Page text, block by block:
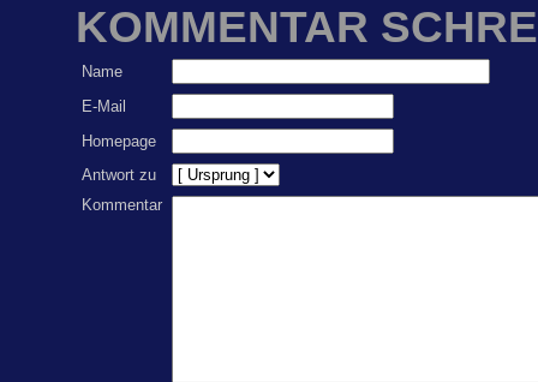
KOMMENTAR
Name
E-Mail
Homepage
Antwort zu
Kommentar